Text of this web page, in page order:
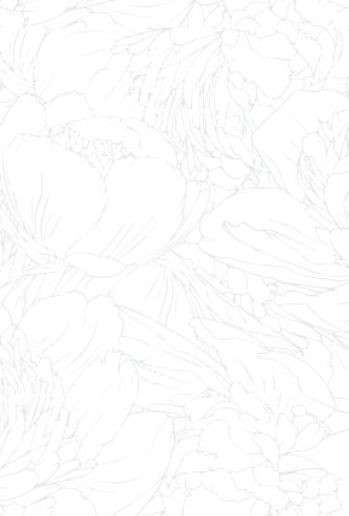
rendez-vous passé, je vous ferai
détaillée sur mesure selon vos
qui sera la base de notre travail
plaît ? La grande aventure
validation de l’offre et des
à travailler ensemble à
magnifique projet qu’est le vôtre.